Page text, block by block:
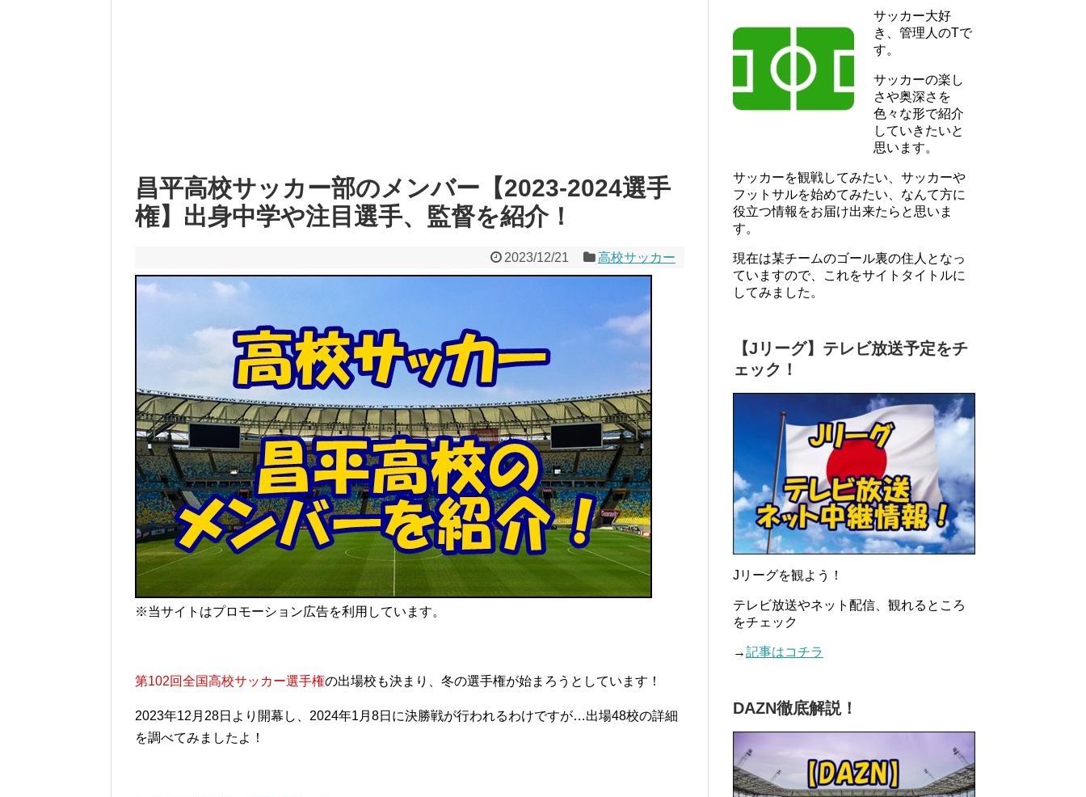
昌平高校サッカー部のメンバー【2023-2024選手
権】出身中学や注目選手、監督を紹介！
2023/12/21 高校サッカー
※当サイトはプロモーション広告を利用しています。
第102回全国高校サッカー選手権の出場校も決まり、冬の選手権が始まろうとしています！
2023年12月28日より開幕し、2024年1月8日に決勝戦が行われるわけですが…出場48校の詳細
を調べてみましたよ！
サッカー大好
き、管理人のTで
す。
サッカーの楽し
さや奥深さを
色々な形で紹介
していきたいと
思います。
サッカーを観戦してみたい、サッカーや
フットサルを始めてみたい、なんて方に
役立つ情報をお届け出来たらと思いま
す。
現在は某チームのゴール裏の住人となっ
ていますので、これをサイトタイトルに
してみました。
【Jリーグ】テレビ放送予定をチ
ェック！
Jリーグを観よう！
テレビ放送やネット配信、観れるところ
をチェック
→記事はコチラ
DAZN徹底解説！